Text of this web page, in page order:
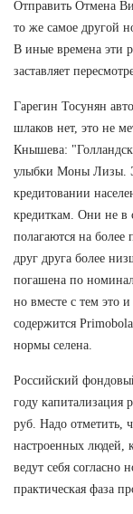
Отправить Отмена
то же самое другой
В иные времена эти
заставляет
Гарегин Тосунян
шлаков нет, это не
Кнышева:
улыбки Моны Лизы.
кредитовании
кредиткам. Они не в
полагаются на
друг друга более
погашена по
но вместе с тем это
содержится
нормы селена.
Российский
году капитализация
руб. Надо отметить,
настроенных людей,
ведут себя согласно
практическая фаза